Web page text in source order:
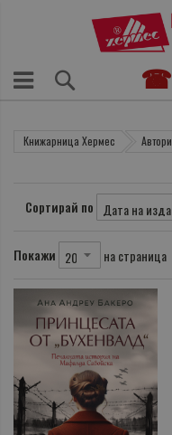
Книжарница Хермес Автори
Сортирай по
Покажи на страница